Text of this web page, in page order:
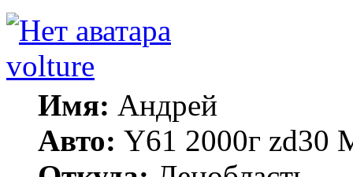
volture
Имя: Андрей
Авто: Y61 2000г